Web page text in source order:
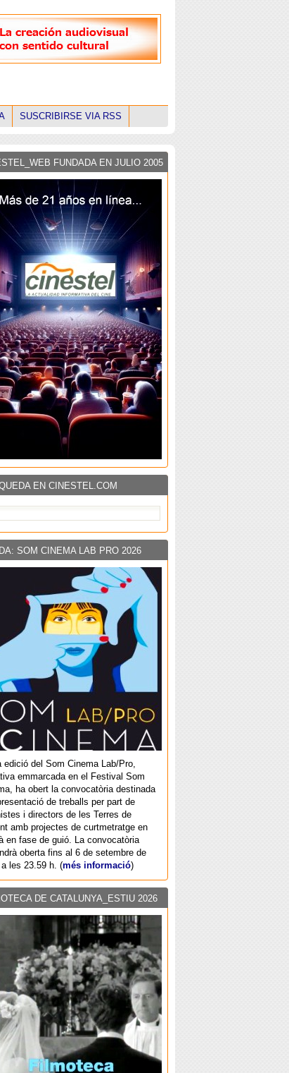
SUSCRIBIRSE VIA RSS
FUNDADA EN JULIO 2005
EN CINESTEL.COM
SOM CINEMA LAB PRO 2026
edició del Som Cinema Lab/Pro,
emmarcada en el Festival Som
ha obert la convocatòria destinada
de treballs per part de
i directors de les Terres de
amb projectes de curtmetratge en
en fase de guió. La convocatòria
oberta fins al 6 de setembre de
les 23.59 h. (més informació)
DE CATALUNYA_ESTIU 2026